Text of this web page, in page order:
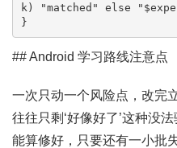
k) "matched" else
}
## Android 学习路线注意点
一次只动一个风险点，改完
往往只剩‘好像好了’这种没
能算修好，只要还有一小批